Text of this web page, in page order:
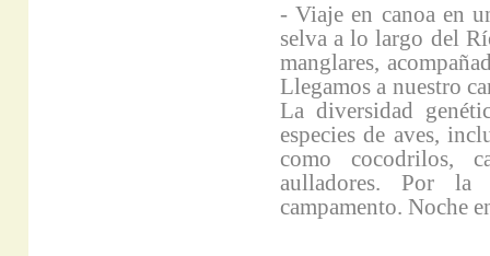
- Viaje en canoa en
selva a lo largo del
manglares,
Llegamos a nuestro
La diversidad
especies de aves,
como cocodrilos,
aulladores. Por la
campamento. Noche